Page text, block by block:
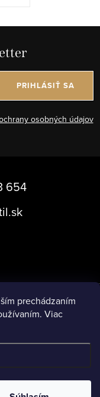
prechádzaním
Viac
osobných údajov
PRIHLÁSIŤ SA
654
vyhradené.